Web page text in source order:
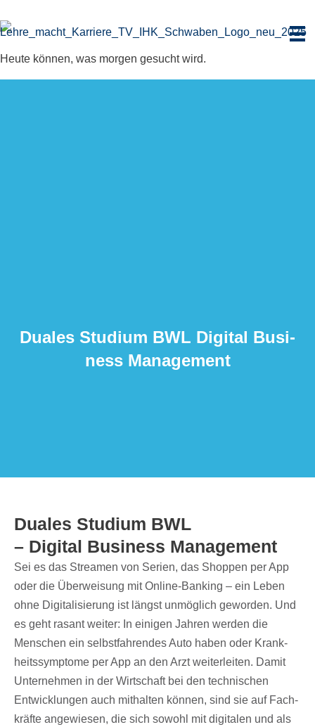
Inhalt
Heute können, was morgen gesucht wird.
Duales Studium BWL Digi­tal Busi­
ness Management
Duales Studium BWL
– Digi­tal Busi­ness Management
Sei es das Strea­men von Serien, das Shop­pen per App
oder die Über­wei­sung mit Online-Banking – ein Leben
ohne Digi­ta­li­sie­rung ist längst unmög­lich gewor­den. Und
es geht rasant weiter: In eini­gen Jahren werden die
Menschen ein selbst­fah­ren­des Auto haben oder Krank­
heits­sym­ptome per App an den Arzt weiter­lei­ten. Damit
Unter­neh­men in der Wirt­schaft bei den tech­ni­schen
Entwick­lun­gen auch mithal­ten können, sind sie auf Fach­
kräfte ange­wie­sen, die sich sowohl mit digi­ta­len und als